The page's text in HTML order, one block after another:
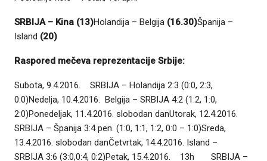
SRBIJA – Kina (13)Holandija – Belgija (16.30)Španija –
Island (20)
Raspored mečeva reprezentacije Srbije:
Subota, 9.4.2016. SRBIJA – Holandija 2:3 (0:0, 2:3,
0:0)Nedelja, 10.4.2016. Belgija – SRBIJA 4:2 (1:2, 1:0,
2:0)Ponedeljak, 11.4.2016. slobodan danUtorak, 12.4.2016.
SRBIJA – Španija 3:4 pen. (1:0, 1:1, 1:2, 0:0 – 1:0)Sreda,
13.4.2016. slobodan danČetvrtak, 14.4.2016. Island –
SRBIJA 3:6 (3:0,0:4, 0:2)Petak, 15.4.2016. 13h SRBIJA –